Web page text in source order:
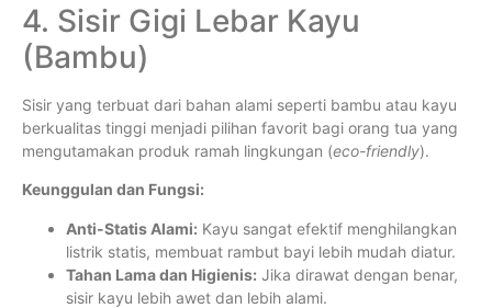
4. Sisir Gigi Lebar Kayu
(Bambu)
Sisir yang terbuat dari bahan alami seperti bambu atau kayu
berkualitas tinggi menjadi pilihan favorit bagi orang tua yang
mengutamakan produk ramah lingkungan (eco-friendly).
Keunggulan dan Fungsi:
Anti-Statis Alami: Kayu sangat efektif menghilangkan
listrik statis, membuat rambut bayi lebih mudah diatur.
Tahan Lama dan Higienis: Jika dirawat dengan benar,
sisir kayu lebih awet dan lebih alami.